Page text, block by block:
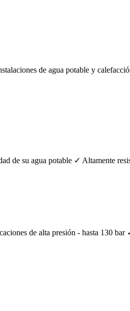
de agua potable y
de su agua potable ✓ Altamente
de alta presión - hasta 130